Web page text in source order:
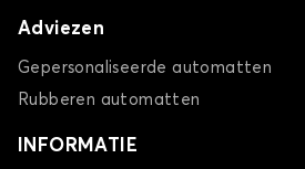
Adviezen
Gepersonaliseerde automatten
Rubberen automatten
INFORMATIE